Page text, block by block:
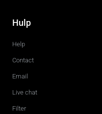
Hulp
Help
Contact
Email
Live chat
Filter